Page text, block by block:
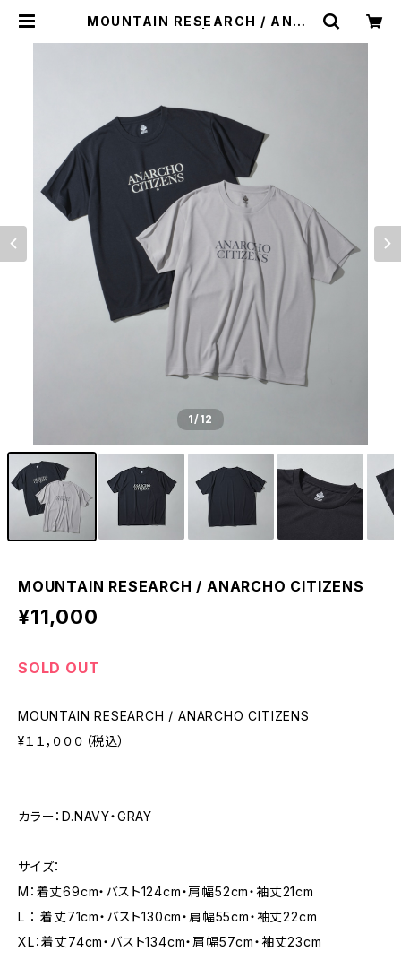
MOUNTAIN RESEARCH / ANAR
1/12
MOUNTAIN RESEARCH / ANARCHO CITIZENS
¥11,000
SOLD OUT
MOUNTAIN RESEARCH / ANARCHO CITIZENS
¥１１，０００（税込）
カラー：D.NAVY・GRAY
サイズ：
M：着丈69cm・バスト124cm・肩幅52cm・袖丈21cm
L ： 着丈71cm・バスト130cm・肩幅55cm・袖丈22cm
XL：着丈74cm・バスト134cm・肩幅57cm・袖丈23cm